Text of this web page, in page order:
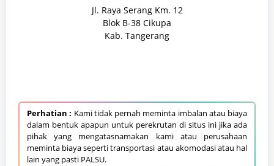
Jl. Raya Serang Km. 12
Blok B-38 Cikupa
Kab. Tangerang
Perhatian : Kami tidak pernah meminta imbalan atau biaya
dalam bentuk apapun untuk perekrutan di situs ini jika ada
pihak yang mengatasnamakan kami atau perusahaan
meminta biaya seperti transportasi atau akomodasi atau hal
lain yang pasti PALSU.